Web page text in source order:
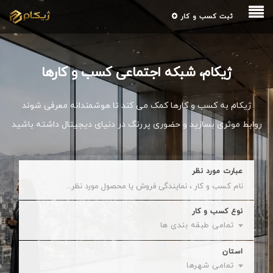
ثبت کسب و کار
ژیکام، شبکه اجتماعی کسب و کارها
ژیکام به کسب و کارها کمک می کند تا هوشمندانه معرفی شوند
روابط موثری بسازید و حضوری پررنگ در دنیای دیجیتال داشته باشید
عبارت مورد نظر
نوع کسب و کار
تمامی طبقه بندی ها
استان
تمامی شهرها